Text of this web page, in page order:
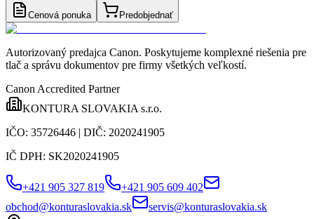
Cenová ponuka Predobjednať
Autorizovaný predajca Canon. Poskytujeme komplexné riešenia pre
tlač a správu dokumentov pre firmy všetkých veľkostí.
Canon Accredited Partner
KONTURA SLOVAKIA s.r.o.
IČO: 35726446 | DIČ: 2020241905
IČ DPH: SK2020241905
+421 905 327 819
+421 905 609 402
obchod@konturaslovakia.sk
servis@konturaslovakia.sk